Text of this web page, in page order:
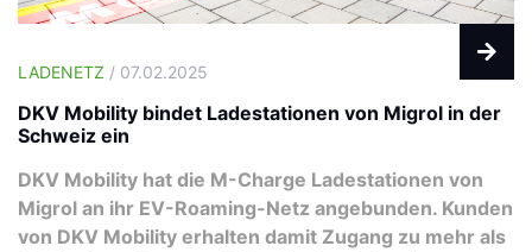
LADENETZ / 07.02.2025
DKV Mobility bindet Ladestationen von Migrol in der
Schweiz ein
DKV Mobility hat die M-Charge Ladestationen von
Migrol an ihr EV-Roaming-Netz angebunden. Kunden
von DKV Mobility erhalten damit Zugang zu mehr als